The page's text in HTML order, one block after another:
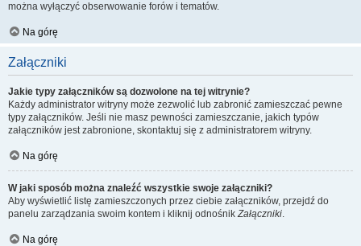
można wyłączyć obserwowanie forów i tematów.
Na górę
Załączniki
Jakie typy załączników są dozwolone na tej witrynie?
Każdy administrator witryny może zezwolić lub zabronić zamieszczać pewne
typy załączników. Jeśli nie masz pewności zamieszczanie, jakich typów
załączników jest zabronione, skontaktuj się z administratorem witryny.
Na górę
W jaki sposób można znaleźć wszystkie swoje załączniki?
Aby wyświetlić listę zamieszczonych przez ciebie załączników, przejdź do
panelu zarządzania swoim kontem i kliknij odnośnikZałączniki.
Na górę